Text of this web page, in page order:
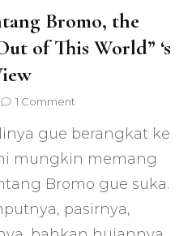
Bromo, the
of This World” ‘s
1 Commenton
Hal
Bromo,
the
With
“Out
gue berangkat ke
mungkin memang
Bromo gue suka.
pasirnya,